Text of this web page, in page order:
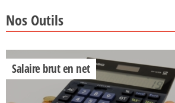
Nos Outils
Salaire brut en net